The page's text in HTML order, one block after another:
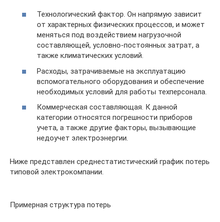
Технологический фактор. Он напрямую зависит
от характерных физических процессов, и может
меняться под воздействием нагрузочной
составляющей, условно-постоянных затрат, а
также климатических условий.
Расходы, затрачиваемые на эксплуатацию
вспомогательного оборудования и обеспечение
необходимых условий для работы техперсонала.
Коммерческая составляющая. К данной
категории относятся погрешности приборов
учета, а также другие факторы, вызывающие
недоучет электроэнергии.
Ниже представлен среднестатистический график потерь
типовой электрокомпании.
Примерная структура потерь